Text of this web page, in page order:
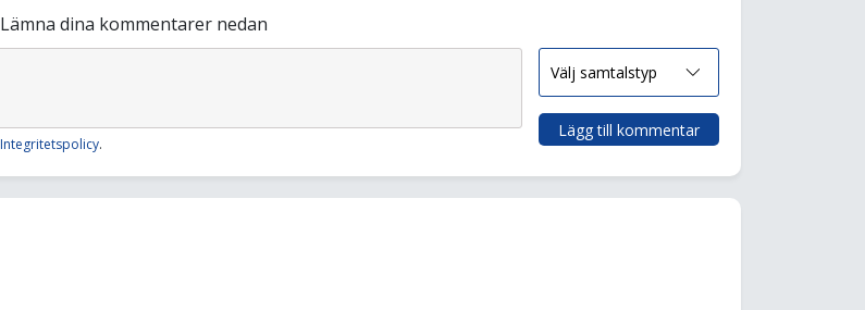
Lämna dina kommentarer nedan
Integritetspolicy.
Lägg till kommentar